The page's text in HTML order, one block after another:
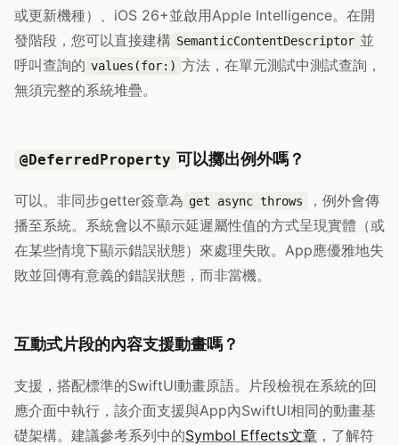
或更新機種）、iOS 26+並啟用Apple Intelligence。在開
發階段，您可以直接建構 SemanticContentDescriptor 並
呼叫查詢的 values(for:) 方法，在單元測試中測試查詢，
無須完整的系統堆疊。
@DeferredProperty 可以擲出例外嗎？
可以。非同步getter簽章為 get async throws
，例外會傳
播至系統。系統會以不顯示延遲屬性值的方式呈現實體（或
在某些情境下顯示錯誤狀態）來處理失敗。App應優雅地失
敗並回傳有意義的錯誤狀態，而非當機。
互動式片段的內容支援動畫嗎？
支援，搭配標準的SwiftUI動畫原語。片段檢視在系統的回
應介面中執行，該介面支援與App內SwiftUI相同的動畫基
礎架構。建議參考系列中的Symbol Effects文章 ，了解符